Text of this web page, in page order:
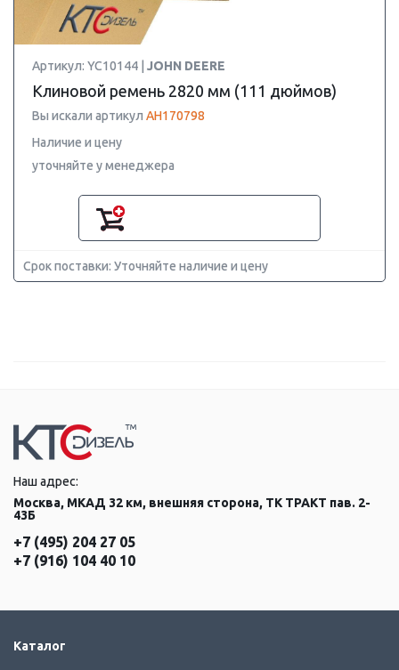
Артикул: YC10144 | JOHN DEERE
Клиновой ремень 2820 мм (111 дюймов)
Вы искали артикул AH170798
Наличие и цену
уточняйте у менеджера
Срок поставки: Уточняйте наличие и цену
Наш адрес:
Москва, МКАД 32 км, внешняя сторона, ТК ТРАКТ пав. 2-
43Б
+7 (495) 204 27 05
+7 (916) 104 40 10
Каталог